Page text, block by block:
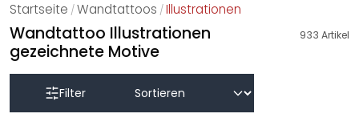
Startseite /Wandtattoos /Illustrationen
Wandtattoo Illustrationen
gezeichnete Motive
933 Artikel
Filter